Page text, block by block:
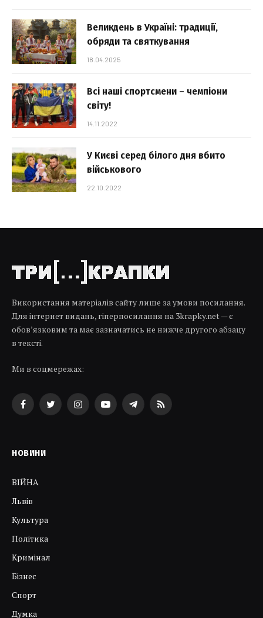
Великдень в Україні: традиції,
обряди та святкування
18.04.2025
Всі наші спортсмени – чемпіони
світу!
14.11.2022
У Києві серед білого дня вбито
військового
22.10.2022
Використання матеріалів сайту лише за умови посилання.
Для інтернет видань, гіперпосилання на 3krapky.net — є
обов’язковим та має зазначатись не нижче другого абзацу
в тексті.
Ми в соцмережах:
FacebookTwitterInstagramYouTubeTelegramRSS
НОВИНИ
ВІЙНА
Львів
Культура
Політика
Кримінал
Бізнес
Спорт
Думка